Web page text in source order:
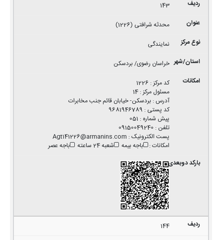
143
محدثه شرافتی (1226)
نمایندگی
خراسان رضوی/ بردسکن
کد مرکز:
1226
مسئول مرکز:
14
آدرس:بردسکن- خیابان قائم جنب مخابرات
کد پستی :
9681946789
پیش شماره :
051
تلفن :
09150049240
پست الکترونیک:
Agt141226@armanins.com
امکانات: باجه بیمه شعبه 24 ساعته باجه عصر
144